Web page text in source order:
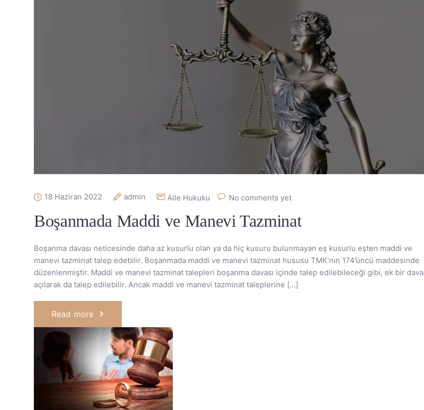
18 Haziran 2022 admin Aile Hukuku No comments yet
Boşanmada Maddi ve Manevi Tazminat
Boşanma davası neticesinde daha az kusurlu olan ya da hiç kusuru bulunmayan eş kusurlu eşten maddi ve
manevi tazminat talep edebilir. Boşanmada maddi ve manevi tazminat hususu TMK’nın 174’üncü maddesinde
düzenlenmiştir. Maddi ve manevi tazminat talepleri boşanma davası içinde talep edilebileceği gibi, ek bir dava
açılarak da talep edilebilir. Ancak maddi ve manevi tazminat taleplerine […]
Read more